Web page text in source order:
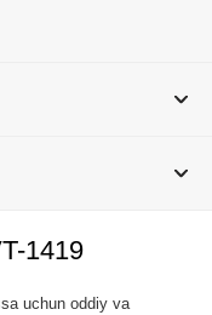
1419
uchun oddiy va